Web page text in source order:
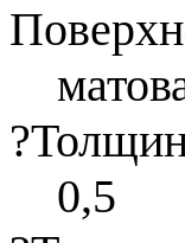
?
0,5